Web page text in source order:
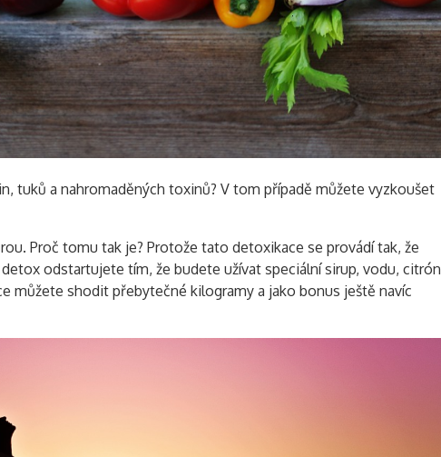
Vyhledávání
tuků a nahromaděných toxinů? V tom případě můžete vyzkoušet
Proč tomu tak je? Protože tato detoxikace se provádí tak, že
odstartujete tím, že budete užívat speciální sirup, vodu, citrón
můžete shodit přebytečné kilogramy a jako bonus ještě navíc